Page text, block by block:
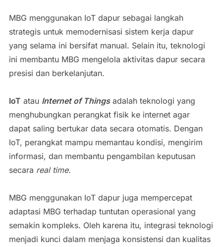
MBG menggunakan IoT dapur sebagai langkah
strategis untuk memodernisasi sistem kerja dapur
yang selama ini bersifat manual. Selain itu, teknologi
ini membantu MBG mengelola aktivitas dapur secara
presisi dan berkelanjutan.
IoT atau Internet of Thingsadalah teknologi yang
menghubungkan perangkat fisik ke internet agar
dapat saling bertukar data secara otomatis. Dengan
IoT, perangkat mampu memantau kondisi, mengirim
informasi, dan membantu pengambilan keputusan
secara real time.
MBG menggunakan IoT dapur juga mempercepat
adaptasi MBG terhadap tuntutan operasional yang
semakin kompleks. Oleh karena itu, integrasi teknologi
menjadi kunci dalam menjaga konsistensi dan kualitas